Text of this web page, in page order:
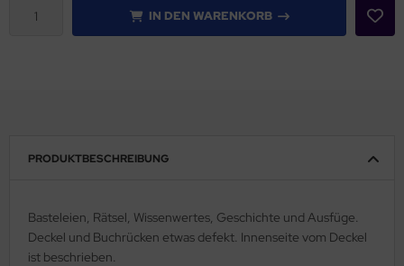
IN DEN WARENKORB
PRODUKTBESCHREIBUNG
Basteleien, Rätsel, Wissenwertes, Geschichte und Ausfüge.
Deckel und Buchrücken etwas defekt. Innenseite vom Deckel
ist beschrieben.
Spielsachen